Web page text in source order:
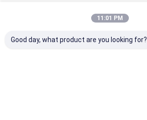
11:01 PM
Good day, what product are you looking for?